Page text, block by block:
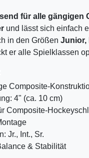
für alle gängigen
und lässt sich einfach
in den Größen Junior,
er alle Spielklassen
Composite-
4" (ca. 10 cm)
Composite-
Jr., Int., Sr.
& Stabilität